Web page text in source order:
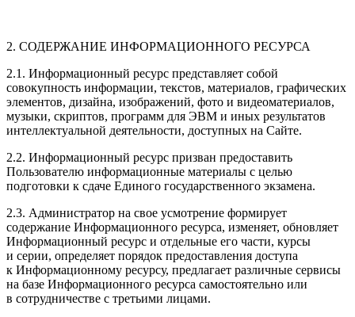
2. СОДЕРЖАНИЕ ИНФОРМАЦИОННОГО РЕСУРСА
2.1. Информационный ресурс представляет собой
совокупность информации, текстов, материалов, графических
элементов, дизайна, изображений, фото и видеоматериалов,
музыки, скриптов, программ для ЭВМ и иных результатов
интеллектуальной деятельности, доступных на Сайте.
2.2. Информационный ресурс призван предоставить
Пользователю информационные материалы с целью
подготовки к сдаче Единого государственного экзамена.
2.3. Администратор на свое усмотрение формирует
содержание Информационного ресурса, изменяет, обновляет
Информационный ресурс и отдельные его части, курсы
и серии, определяет порядок предоставления доступа
к Информационному ресурсу, предлагает различные сервисы
на базе Информационного ресурса самостоятельно или
в сотрудничестве с третьими лицами.